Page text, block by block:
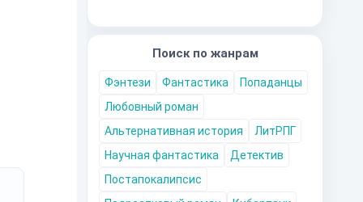
Поиск по жанрам
Фэнтези Фантастика
Попаданцы
Любовный роман
Альтернативная история
ЛитРПГ
Научная фантастика
Детектив
Постапокалипсис